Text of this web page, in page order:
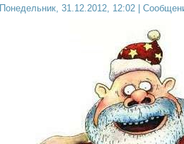
Понедельник, 31.12.2012, 12:02 |